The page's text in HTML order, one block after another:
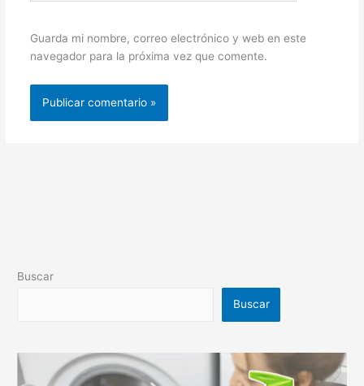
Guarda mi nombre, correo electrónico y web en este
navegador para la próxima vez que comente.
Buscar
Buscar